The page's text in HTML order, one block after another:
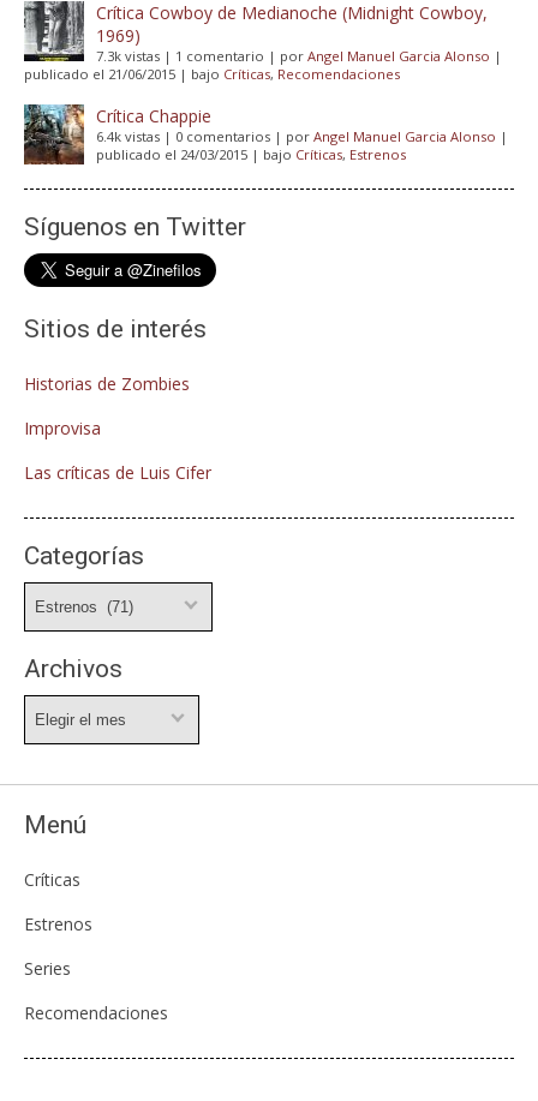
Crítica Cowboy de Medianoche (Midnight Cowboy,
1969)
7.3k vistas | 1 comentario | por Angel Manuel Garcia Alonso |
publicado el 21/06/2015 | bajo Críticas, Recomendaciones
Crítica Chappie
6.4k vistas | 0 comentarios | por Angel Manuel Garcia Alonso |
publicado el 24/03/2015 | bajo Críticas, Estrenos
Síguenos en Twitter
Sitios de interés
Historias de Zombies
Improvisa
Las críticas de Luis Cifer
Categorías
Archivos
Menú
Críticas
Estrenos
Series
Recomendaciones